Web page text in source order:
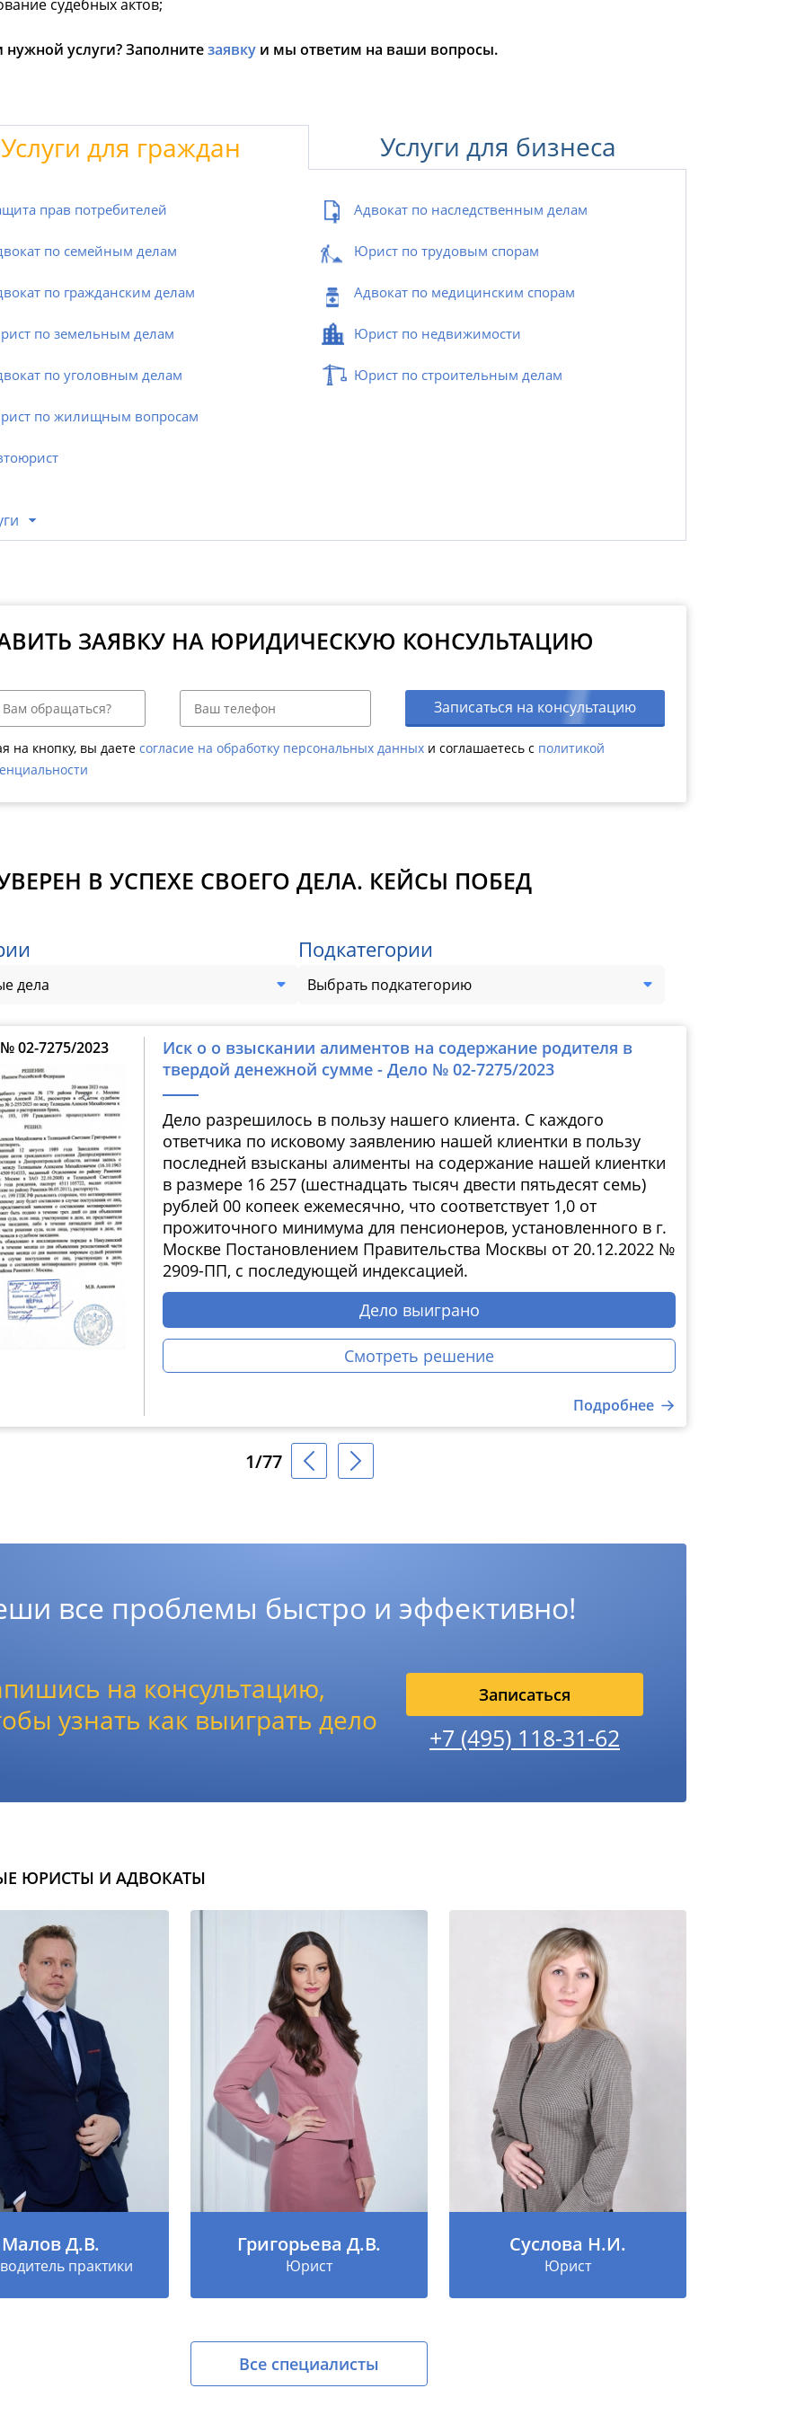
судебных актов;
услуги? Заполнитезаявку и мы ответим на ваши вопросы.
Услуги для граждан Услуги для бизнеса
прав потребителей
по семейным делам
по гражданским делам
по земельным делам
по уголовным делам
по жилищным вопросам
Адвокат по наследственным делам
Юрист по трудовым спорам
Адвокат по медицинским спорам
Юрист по недвижимости
Юрист по строительным делам
ЗАЯВКУ НА ЮРИДИЧЕСКУЮ КОНСУЛЬТАЦИЮ
Записаться на консультацию
на кнопку, вы даете согласие на обработку персональных данных и соглашаетесь c политикой
В УСПЕХЕ СВОЕГО ДЕЛА. КЕЙСЫ ПОБЕД
дела
Подкатегории
Выбрать подкатегорию
02-7275/2023
Иск о о взыскании алиментов на содержание родителя в
твердой денежной сумме - Дело № 02-7275/2023
Дело разрешилось в пользу нашего клиента. С каждого
ответчика по исковому заявлению нашей клиентки в пользу
последней взысканы алименты на содержание нашей клиентки
в размере 16 257 (шестнадцать тысяч двести пятьдесят семь)
рублей 00 копеек ежемесячно, что соответствует 1,0 от
прожиточного минимума для пенсионеров, установленного в г.
Москве Постановлением Правительства Москвы от 20.12.2022 №
2909-ПП, с последующей индексацией.
Дело выиграно
Смотреть решение
Подробнее
1/77
все проблемы быстро и эффективно!
на консультацию,
узнать как выиграть дело
Записаться
+7 (495) 118-31-62
ЮРИСТЫ И АДВОКАТЫ
Малов Д.В.
практики
Григорьева Д.В.
Юрист
Суслова Н.И.
Юрист
Все специалисты